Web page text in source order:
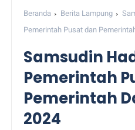
Beranda Berita Lampung
Pemerintah Pusat dan
Samsudin
Pemerintah
Pemerintah
2024